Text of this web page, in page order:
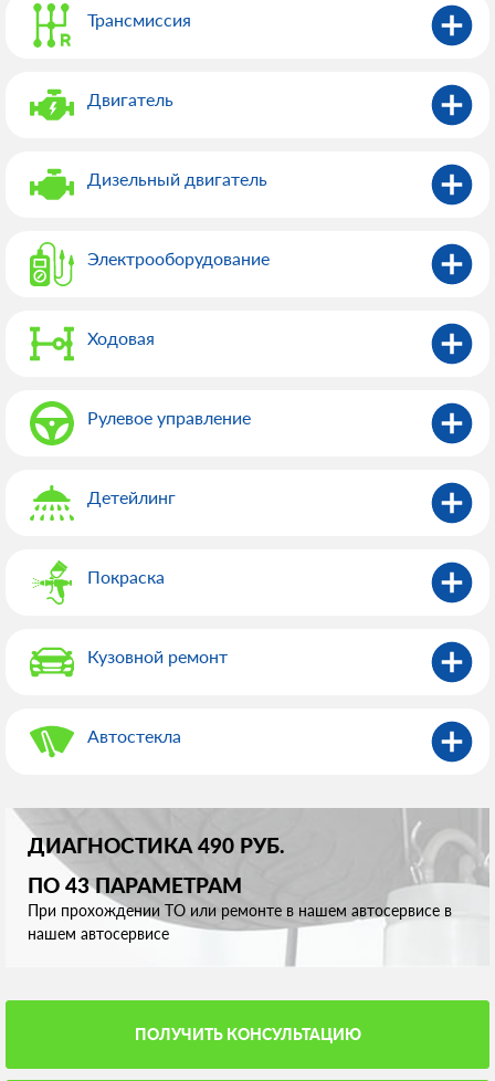
Трансмиссия
Двигатель
Дизельный двигатель
Электрооборудованиe
Ходовая
Рулевое управление
Детейлинг
Покраска
Кузовной ремонт
Автостекла
ДИАГНОСТИКА 490 РУБ.
ПО 43 ПАРАМЕТРАМ
При прохождении ТО или ремонте в нашем автосервисе в
нашем автосервисе
ПОЛУЧИТЬ КОНСУЛЬТАЦИЮ